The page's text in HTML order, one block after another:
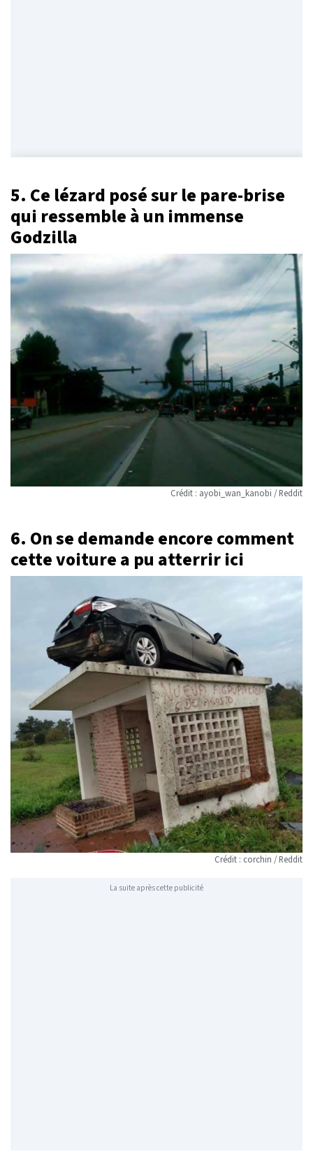
5. Ce lézard posé sur le pare-brise
qui ressemble à un immense
Godzilla
Crédit : ayobi_wan_kanobi / Reddit
6. On se demande encore comment
cette voiture a pu atterrir ici
Crédit : corchin / Reddit
La suite après cette publicité